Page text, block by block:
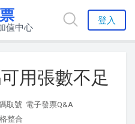
值中心
登入
用張數不足
取號 電子發票Q&A
整合